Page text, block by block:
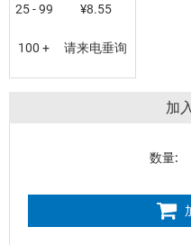
25 - 99 ¥8.55
100 + 请来电垂询
加
数量: